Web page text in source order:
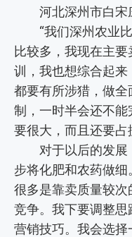
河北深州市白宋
“我们深州农业比
比较多，我现在主
训，我也想综合起
都要有所涉猎，做
制，一时半会还不能
要很大，而且还要占
对于以后的发展
步将化肥和农药做细
很多是靠卖质量较
竞争。我下要调整
营销技巧。我会选